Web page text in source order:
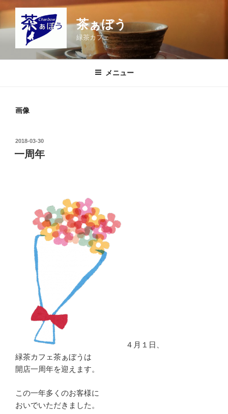
テ
茶ぁぼう
緑茶カフェ
メニュー
画像
投
2018-03-30
一周年
４月１日、
緑茶カフェ茶ぁぼうは
開店一周年を迎えます。
この一年多くのお客様に
おいでいただきました。